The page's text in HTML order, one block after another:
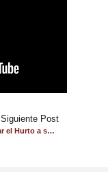
Siguiente Post
¿Cómo evitar el Hurto a su vivienda?